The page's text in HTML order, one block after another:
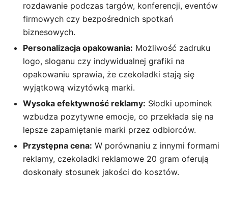
rozdawanie podczas targów, konferencji, eventów
firmowych czy bezpośrednich spotkań
biznesowych.
Personalizacja opakowania: Możliwość zadruku
logo, sloganu czy indywidualnej grafiki na
opakowaniu sprawia, że czekoladki stają się
wyjątkową wizytówką marki.
Wysoka efektywność reklamy: Słodki upominek
wzbudza pozytywne emocje, co przekłada się na
lepsze zapamiętanie marki przez odbiorców.
Przystępna cena: W porównaniu z innymi formami
reklamy, czekoladki reklamowe 20 gram oferują
doskonały stosunek jakości do kosztów.